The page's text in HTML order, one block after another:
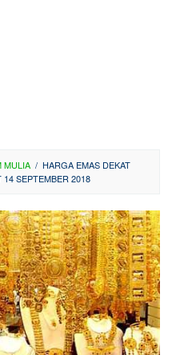
MULIA / HARGA EMAS DEKAT
14 SEPTEMBER 2018